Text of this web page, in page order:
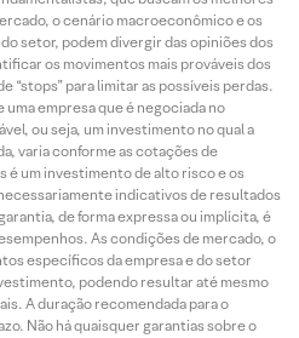
o cenário macroeconômico e os
setor, podem divergir das opiniões dos
os movimentos mais prováveis dos
“stops” para limitar as possíveis perdas.
uma empresa que é negociada no
ou seja, um investimento no qual a
varia conforme as cotações de
é um investimento de alto risco e os
indicativos de resultados
de forma expressa ou implícita, é
As condições de mercado, o
específicos da empresa e do setor
podendo resultar até mesmo
A duração recomendada para o
Não há quaisquer garantias sobre o